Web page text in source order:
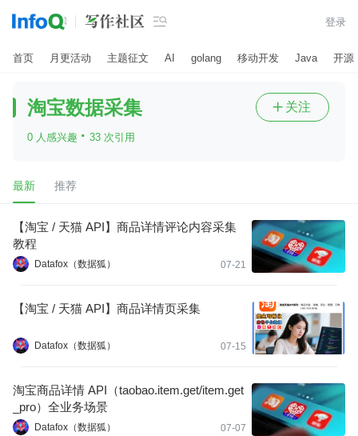
 登录
首页 月更活动 主题征文 AI golang 移动开发 Java 开源
淘宝数据采集
0 人感兴趣 · 33 次引用
 关注
最新 推荐
【淘宝 / 天猫 API】商品详情评论内容采集
教程
Datafox（数据狐） 07-21
【淘宝 / 天猫 API】商品详情页采集
Datafox（数据狐） 07-15
淘宝商品详情 API（taobao.item.get/item.get
_pro）全业务场景
Datafox（数据狐） 07-07